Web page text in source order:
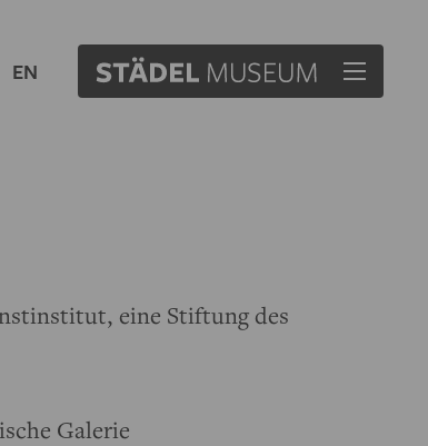
EN
eine Stiftung des
Galerie